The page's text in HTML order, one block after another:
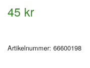
45 kr
Artikelnummer: 66600198